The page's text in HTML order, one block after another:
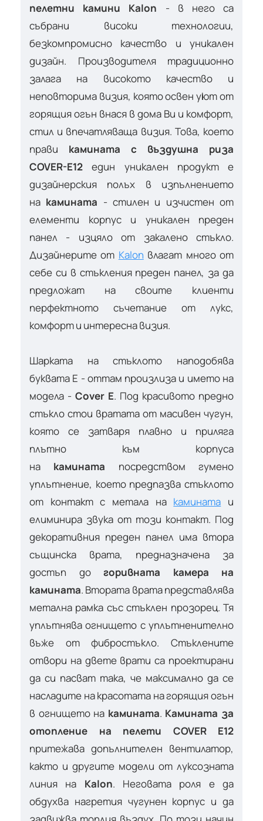
пелетни камини Kalon - в него са
събрани високи технологии,
безкомпромисно качество и уникален
дизайн. Производителя традиционно
залага на високото качество и
неповторима визия, която освен уют от
горящия огън внася в дома Ви и комфорт,
стил и впечатляваща визия. Това, което
прави камината с въздушна риза
COVER-E12 един уникален продукт е
дизайнерския полъх в изпълнението
на камината - стилен и изчистен от
елементи корпус и уникален преден
панел - изцяло от закалено стъкло.
Дизайнерите от Kalon влагат много от
себе си в стъкления преден панел, за да
предложат на своите клиенти
перфектното съчетание от лукс,
комфорт и интересна визия.
Шарката на стъклото наподобява
буквата Е - оттам произлиза и името на
модела - Cover E. Под красивото предно
стъкло стои вратата от масивен чугун,
която се затваря плавно и приляга
плътно към корпуса
на камината посредством гумено
уплътнение, което предпазва стъклото
от контакт с метала на камината и
елиминира звука от този контакт. Под
декоративния преден панел има втора
същинска врата, предназначена за
достъп до горивната камера на
камината. Втората врата представлява
метална рамка със стъклен прозорец. Тя
уплътнява огнището с уплътненително
въже от фибростъкло. Стъклените
отвори на двете врати са проектирани
да си пасват така, че максимално да се
насладите на красотата на горящия огън
в огнището на камината. Камината за
отопление
на пелети
COVER E12
притежава допълнителен вентилатор,
както и другите модели от луксозната
линия на Kalon. Неговата роля е да
обдухва нагретия чугунен корпус и да